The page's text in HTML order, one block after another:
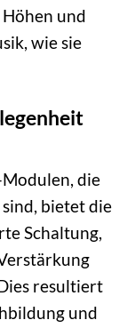
und
wie sie
die
bietet die
Schaltung,
resultiert
und